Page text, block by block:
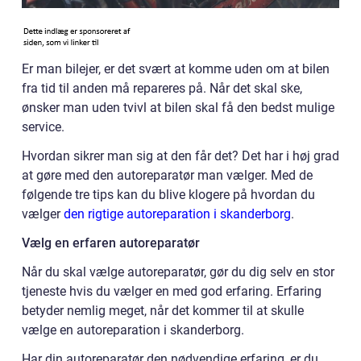
Er man bilejer, er det svært at komme uden om at bilen
fra tid til anden må repareres på. Når det skal ske,
ønsker man uden tvivl at bilen skal få den bedst mulige
service.
Hvordan sikrer man sig at den får det? Det har i høj grad
at gøre med den autoreparatør man vælger. Med de
følgende tre tips kan du blive klogere på hvordan du
vælgerden rigtige autoreparation i skanderborg.
Vælg en erfaren autoreparatør
Når du skal vælge autoreparatør, gør du dig selv en stor
tjeneste hvis du vælger en med god erfaring. Erfaring
betyder nemlig meget, når det kommer til at skulle
vælge en autoreparation i skanderborg.